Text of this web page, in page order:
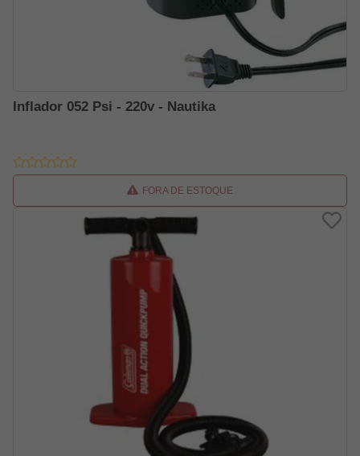
Inflador 052 Psi - 220v - Nautika
FORA DE ESTOQUE